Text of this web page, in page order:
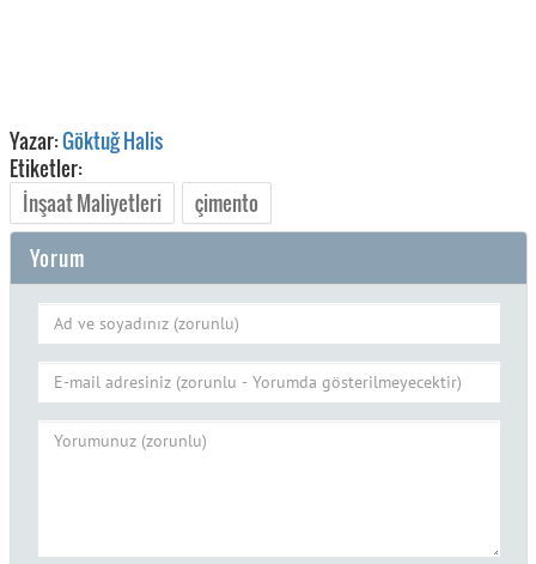
Yazar:Göktuğ Halis
Etiketler:
İnşaat Maliyetleri
çimento
Yorum